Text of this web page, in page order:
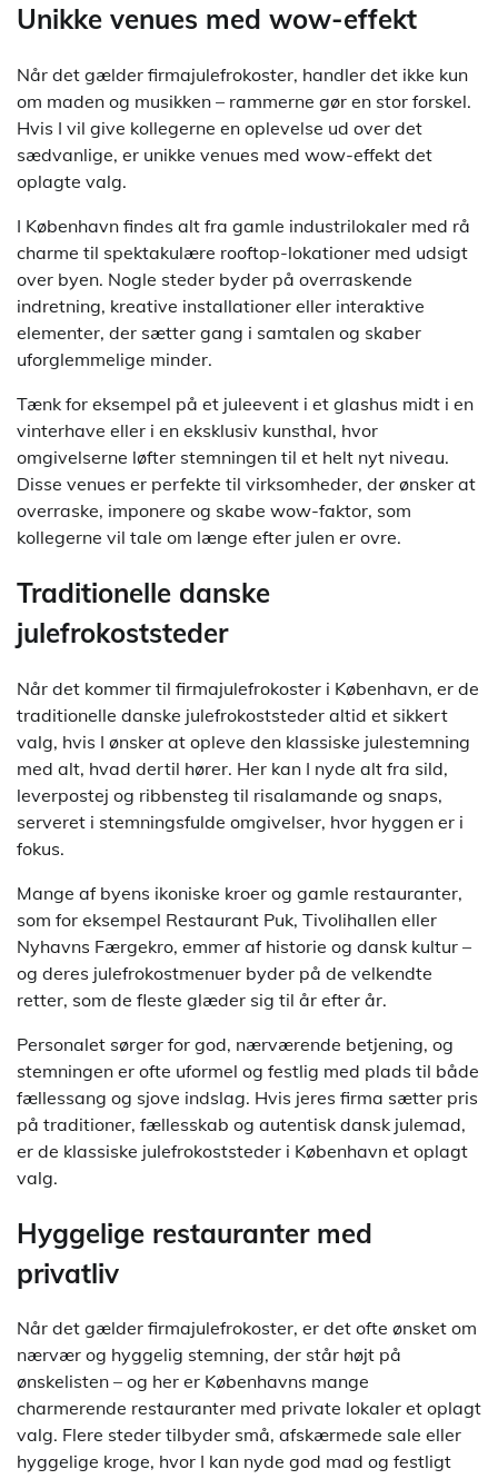
Unikke venues med wow-effekt
Når det gælder firmajulefrokoster, handler det ikke kun
om maden og musikken – rammerne gør en stor forskel.
Hvis I vil give kollegerne en oplevelse ud over det
sædvanlige, er unikke venues med wow-effekt det
oplagte valg.
I København findes alt fra gamle industrilokaler med rå
charme til spektakulære rooftop-lokationer med udsigt
over byen. Nogle steder byder på overraskende
indretning, kreative installationer eller interaktive
elementer, der sætter gang i samtalen og skaber
uforglemmelige minder.
Tænk for eksempel på et juleevent i et glashus midt i en
vinterhave eller i en eksklusiv kunsthal, hvor
omgivelserne løfter stemningen til et helt nyt niveau.
Disse venues er perfekte til virksomheder, der ønsker at
overraske, imponere og skabe wow-faktor, som
kollegerne vil tale om længe efter julen er ovre.
Traditionelle danske
julefrokoststeder
Når det kommer til firmajulefrokoster i København, er de
traditionelle danske julefrokoststeder altid et sikkert
valg, hvis I ønsker at opleve den klassiske julestemning
med alt, hvad dertil hører. Her kan I nyde alt fra sild,
leverpostej og ribbensteg til risalamande og snaps,
serveret i stemningsfulde omgivelser, hvor hyggen er i
fokus.
Mange af byens ikoniske kroer og gamle restauranter,
som for eksempel Restaurant Puk, Tivolihallen eller
Nyhavns Færgekro, emmer af historie og dansk kultur –
og deres julefrokostmenuer byder på de velkendte
retter, som de fleste glæder sig til år efter år.
Personalet sørger for god, nærværende betjening, og
stemningen er ofte uformel og festlig med plads til både
fællessang og sjove indslag. Hvis jeres firma sætter pris
på traditioner, fællesskab og autentisk dansk julemad,
er de klassiske julefrokoststeder i København et oplagt
valg.
Hyggelige restauranter med
privatliv
Når det gælder firmajulefrokoster, er det ofte ønsket om
nærvær og hyggelig stemning, der står højt på
ønskelisten – og her er Københavns mange
charmerende restauranter med private lokaler et oplagt
valg. Flere steder tilbyder små, afskærmede sale eller
hyggelige kroge, hvor I kan nyde god mad og festligt